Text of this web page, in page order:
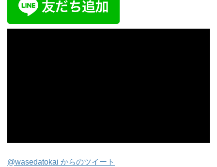
@wasedatokai からのツイート